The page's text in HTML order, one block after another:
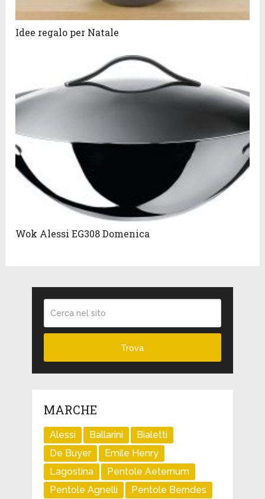
Idee regalo per Natale
Wok Alessi EG308 Domenica
MARCHE
Alessi Ballarini
Bialetti
De Buyer
Emile Henry
Lagostina
Pentole Aeternum
Pentole Agnelli
Pentole Berndes